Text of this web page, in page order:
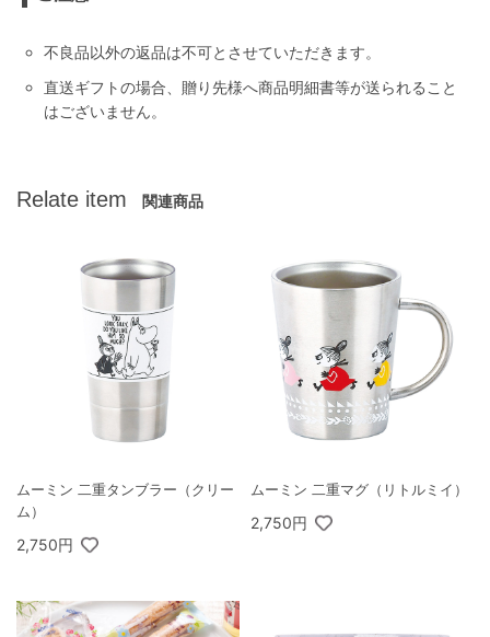
不良品以外の返品は不可とさせていただきます。
直送ギフトの場合、贈り先様へ商品明細書等が送られること
はございません。
Relate item 関連商品
ムーミン 二重タンブラー（クリー
ム）
2,750円
ムーミン 二重マグ（リトルミイ）
2,750円